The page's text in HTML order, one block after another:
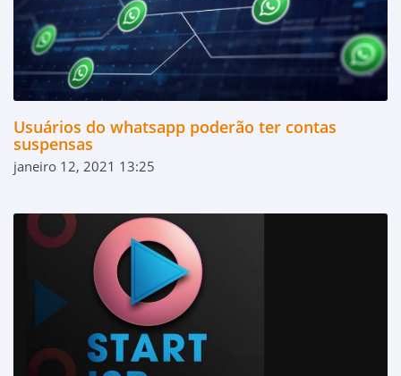
Usuários do whatsapp poderão ter contas
suspensas
janeiro 12, 2021 13:25